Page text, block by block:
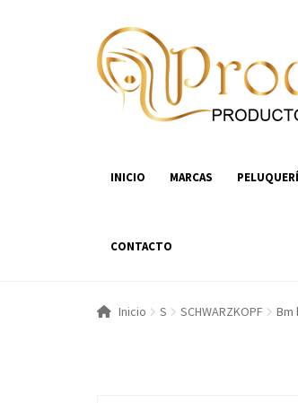
Ir
a
la
navegación
Ir
al
contenido
INICIO MARCAS
CONTACTO
Inicio S SCHWARZKOPF Bm